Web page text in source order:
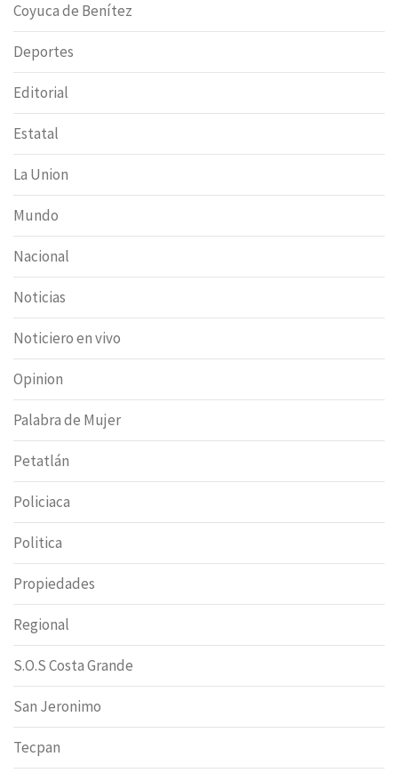
Coyuca de Benítez
Deportes
Editorial
Estatal
La Union
Mundo
Nacional
Noticias
Noticiero en vivo
Opinion
Palabra de Mujer
Petatlán
Policiaca
Politica
Propiedades
Regional
S.O.S Costa Grande
San Jeronimo
Tecpan